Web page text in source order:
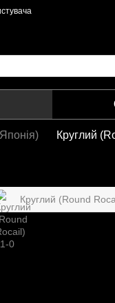
Круглий
Круглий (Round